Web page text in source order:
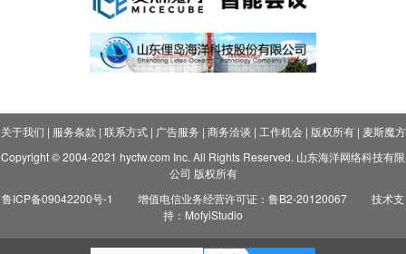
关于我们 | 服务条款 | 联系方式| 广告服务 | 商务洽谈 | 工作机会| 版权所有| 麦斯魔方
Copyright © 2004-2021 hycfw.com Inc. All Rights Reserved. 山东海洋网络科技有限
公司 版权所有
鲁ICP备09042200号-1
增值电信业务经营许可证：鲁B2-20120067
技术支
持：MofyiStudio